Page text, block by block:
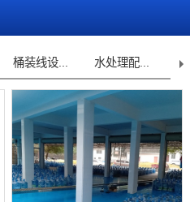
桶装线设... 水处理配...